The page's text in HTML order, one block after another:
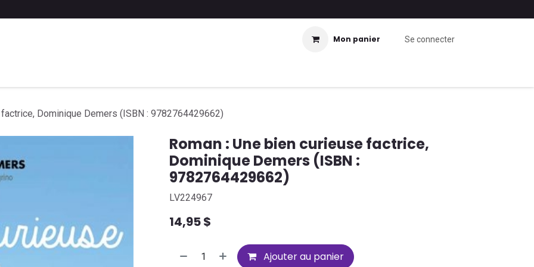
Mon panier Se connecter
Dominique Demers (ISBN : 9782764429662)
Roman : Une bien curieuse factrice,
Dominique Demers (ISBN :
9782764429662)
LV224967
14,95$
Ajouter au panier